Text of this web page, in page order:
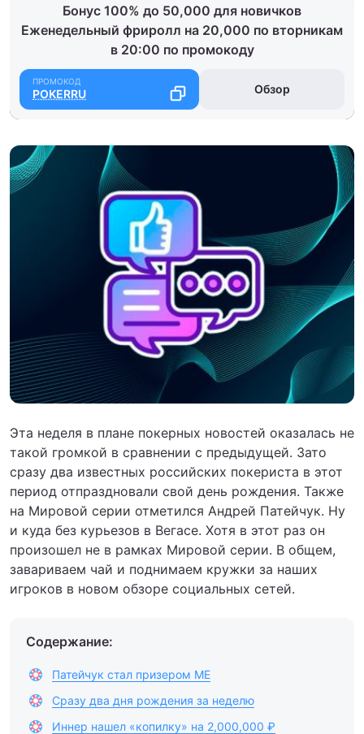
Бонус 100% до 50,000 для новичков
Еженедельный фриролл на 20,000 по вторникам
в 20:00 по промокоду
POKERRU Обзор
Эта неделя в плане покерных новостей оказалась не
такой громкой в сравнении с предыдущей. Зато
сразу два известных российских покериста в этот
период отпраздновали свой день рождения. Также
на Мировой серии отметился Андрей Патейчук. Ну
и куда без курьезов в Вегасе. Хотя в этот раз он
произошел не в рамках Мировой серии. В общем,
завариваем чай и поднимаем кружки за наших
игроков в новом обзоре социальных сетей.
Содержание:
Патейчук стал призером ME
Сразу два дня рождения за неделю
Иннер нашел «копилку» на 2,000,000 ₽